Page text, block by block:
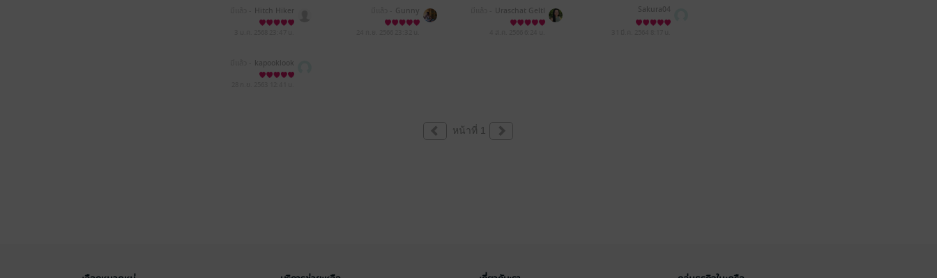
Hitch Hiker Gunny Uraschat Geltl Sakura04
kapooklook
หน้าที่ 1